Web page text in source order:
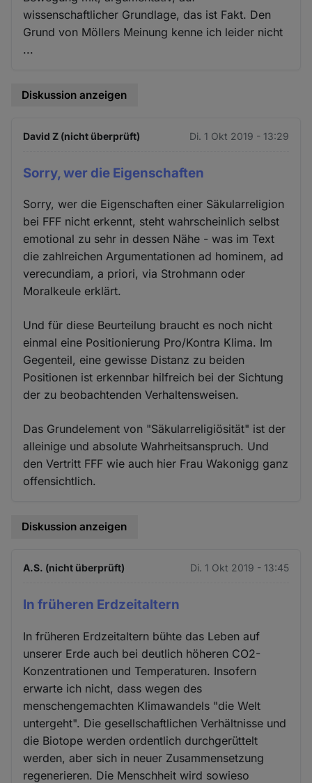
wissenschaftlicher Grundlage, das ist Fakt. Den
Grund von Möllers Meinung kenne ich leider nicht
...
Diskussion anzeigen
David Z (nicht überprüft) Di. 1 Okt 2019 - 13:29
Sorry, wer die Eigenschaften
Sorry, wer die Eigenschaften einer Säkularreligion
bei FFF nicht erkennt, steht wahrscheinlich selbst
emotional zu sehr in dessen Nähe - was im Text
die zahlreichen Argumentationen ad hominem, ad
verecundiam, a priori, via Strohmann oder
Moralkeule erklärt.
Und für diese Beurteilung braucht es noch nicht
einmal eine Positionierung Pro/Kontra Klima. Im
Gegenteil, eine gewisse Distanz zu beiden
Positionen ist erkennbar hilfreich bei der Sichtung
der zu beobachtenden Verhaltensweisen.
Das Grundelement von "Säkularreligiösität" ist der
alleinige und absolute Wahrheitsanspruch. Und
den Vertritt FFF wie auch hier Frau Wakonigg ganz
offensichtlich.
Diskussion anzeigen
A.S. (nicht überprüft) Di. 1 Okt 2019 - 13:45
In früheren Erdzeitaltern
In früheren Erdzeitaltern bühte das Leben auf
unserer Erde auch bei deutlich höheren CO2-
Konzentrationen und Temperaturen. Insofern
erwarte ich nicht, dass wegen des
menschengemachten Klimawandels "die Welt
untergeht". Die gesellschaftlichen Verhältnisse und
die Biotope werden ordentlich durchgerüttelt
werden, aber sich in neuer Zusammensetzung
regenerieren. Die Menschheit wird sowieso